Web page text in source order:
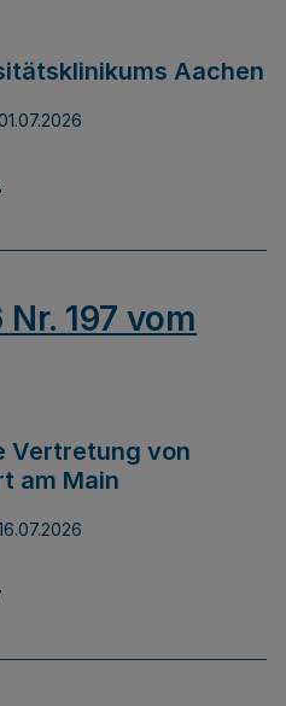
Aachen
197 vom
Vertretung von
am Main